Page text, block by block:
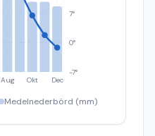
Aug Okt Dec
-7°
0°
7°
Medelnederbörd (mm)